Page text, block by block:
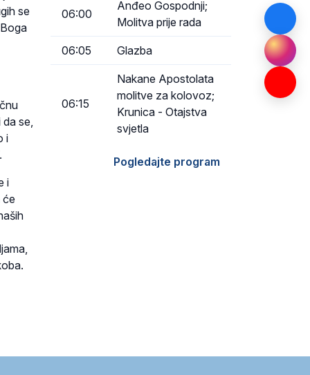
se
se,
i
i
će
06:00
Anđeo Gospodnji;
Molitva prije rada
06:05 Glazba
06:15
Nakane Apostolata
molitve za kolovoz;
Krunica - Otajstva
svjetla
Pogledajte program